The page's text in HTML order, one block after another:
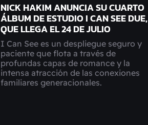
NICK HAKIM ANUNCIA SU CUARTO
ÁLBUM DE ESTUDIO I CAN SEE DUE,
QUE LLEGA EL 24 DE JULIO
I Can See es un despliegue seguro y
paciente que flota a través de
profundas capas de romance y la
intensa atracción de las conexiones
familiares generacionales.